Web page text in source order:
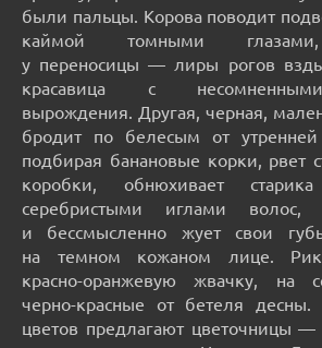
были пальцы. Корова поводит
каймой томными
у переносицы — лиры рогов
красавица с
вырождения. Другая, черная,
бродит по белесым от
подбирая банановые корки, рвет
коробки, обнюхивает
серебристыми иглами волос,
и бессмысленно жует свои
на темном кожаном лице.
красно-оранжевую жвачку, на
черно-красные от бетеля
цветов предлагают цветочницы